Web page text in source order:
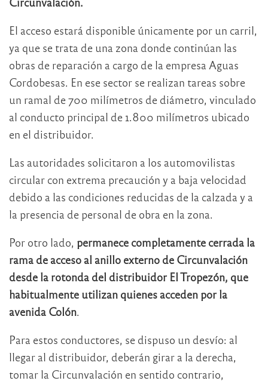
El acceso estará disponible únicamente por un carril,
ya que se trata de una zona donde continúan las
obras de reparación a cargo de la empresa Aguas
Cordobesas. En ese sector se realizan tareas sobre
un ramal de 700 milímetros de diámetro, vinculado
al conducto principal de 1.800 milímetros ubicado
en el distribuidor.
Las autoridades solicitaron a los automovilistas
circular con extrema precaución y a baja velocidad
debido a las condiciones reducidas de la calzada y a
la presencia de personal de obra en la zona.
Por otro lado, permanece completamente cerrada la
rama de acceso al anillo externo de Circunvalación
desde la rotonda del distribuidor El Tropezón, que
habitualmente utilizan quienes acceden por la
avenida Colón.
Para estos conductores, se dispuso un desvío: al
llegar al distribuidor, deberán girar a la derecha,
tomar la Circunvalación en sentido contrario,